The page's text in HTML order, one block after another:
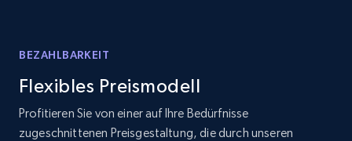
more.
2.1K+ 375+
BEZAHLBARKEIT
Flexibles Preismodell
Profitieren Sie von einer auf Ihre Bedürfnisse
zugeschnittenen Preisgestaltung, die durch unseren